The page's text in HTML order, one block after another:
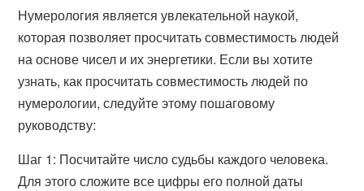
Нумерология является увлекательной наукой,
которая позволяет просчитать совместимость людей
на основе чисел и их энергетики. Если вы хотите
узнать, как просчитать совместимость людей по
нумерологии, следуйте этому пошаговому
руководству:
Шаг 1: Посчитайте число судьбы каждого человека.
Для этого сложите все цифры его полной даты